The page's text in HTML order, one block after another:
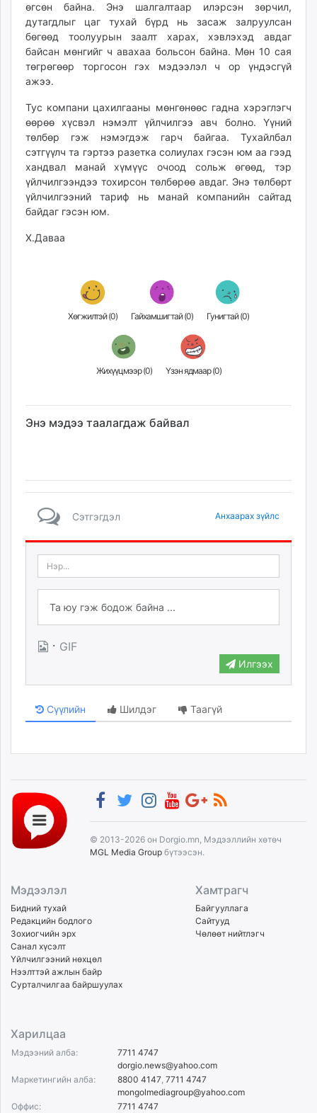
өгсөн байна. Энэ шалгалтаар илэрсэн зөрчил,
дутагдлыг цаг тухай бүрд нь засаж залруулсан
бөгөөд тоолуурын заалт харах, хэвлэхэд авдаг
байсан мөнгийг ч авахаа больсон байна. Мөн 10 сая
төгрөгөөр торгосон гэх мэдээлэл ч ор үндэсгүй
ажээ.
Тус компани цахилгааны мөнгөнөөс гадна хэрэглэгч
өөрөө хүсвэл нэмэлт үйлчилгээ авч болно. Үүний
төлбөр гэж нэмэгдэж гарч байгаа. Тухайлбал
сэтгүүлч та гэртээ разетка солиулах гэсэн юм аа гээд
хандвал манай хүмүүс очоод сольж өгөөд, тэр
үйлчилгээндээ тохирсон төлбөрөө авдаг. Энэ төлбөрт
үйлчилгээний тариф нь манай компанийн сайтад
байдаг гэсэн юм.
Х.Даваа
Хөгжилтэй (0) Гайхамшигтай (0) Гунигтай (0)
Жихүүцмээр (0) Үзэн ядмаар (0)
Энэ мэдээ таалагдаж байвал
Сэтгэгдэл Анхаарах зүйлс
· GIF
Илгээх
Сүүлийн Шилдэг Таагүй
© 2013-2026 он Dorgio.mn, Мэдээллийн хөтөч
MGL Media Group бүтээсэн.
Мэдээлэл
Бидний тухай
Редакцийн бодлого
Зохиогчийн эрх
Санал хүсэлт
Үйлчилгээний нөхцөл
Нээлттэй ажлын байр
Сурталчилгаа байршуулах
Хамтрагч
Байгууллага
Сайтууд
Чөлөөт нийтлэгч
Харилцаа
Мэдээний алба:
7711 4747
dorgio.news@yahoo.com
Маркетингийн алба:
8800 4147 7711 4747
mongolmediagroup@yahoo.com
Оффис:
7711 4747